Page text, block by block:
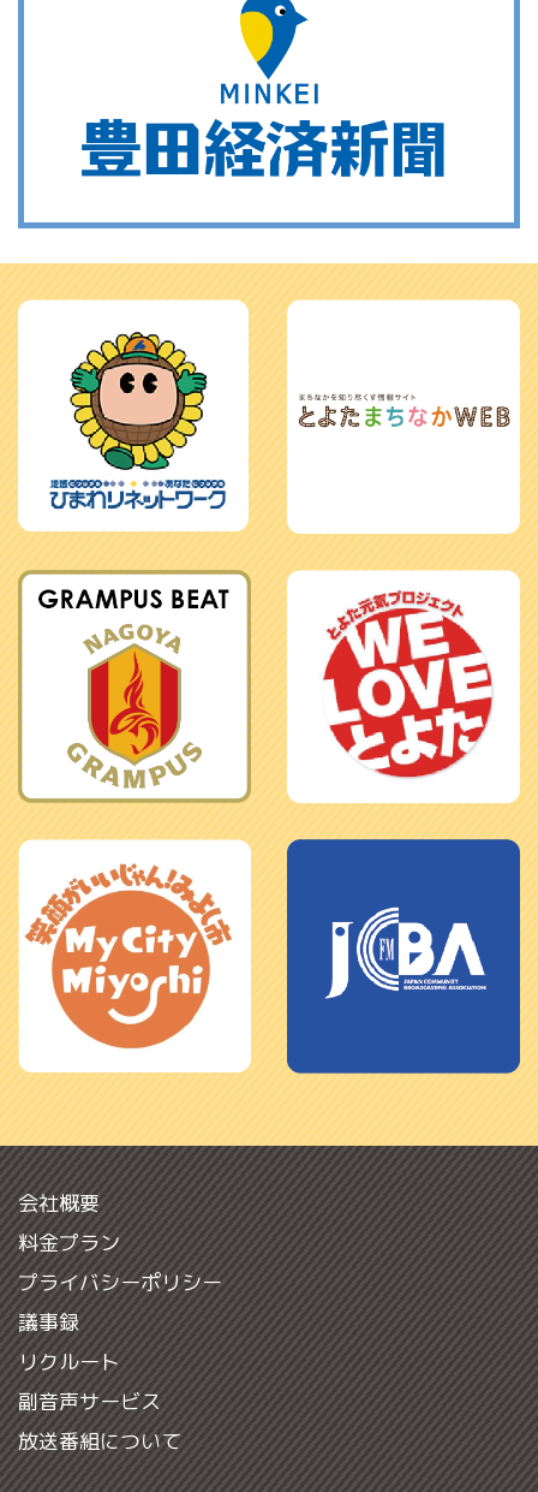
会社概要
料金プラン
プライバシーポリシー
議事録
リクルート
副音声サービス
放送番組について